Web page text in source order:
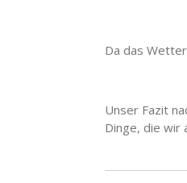
Da das
Unser Fazit
Dinge, die wir